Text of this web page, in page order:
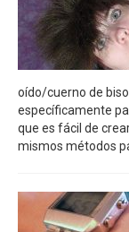
oído/cuerno de
específicamente
que es fácil de
mismos métodos